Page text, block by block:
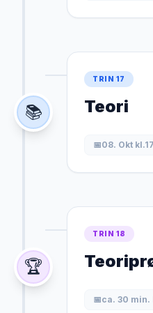
TRIN 17
Teori
📅08. Okt kl.17
📚
TRIN 18
📅ca. 30
🏆